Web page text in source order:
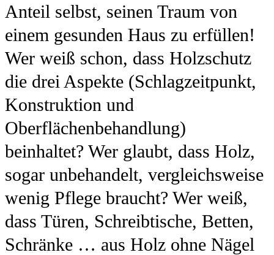
Anteil selbst, seinen Traum von
einem gesunden Haus zu erfüllen!
Wer weiß schon, dass Holzschutz
die drei Aspekte (Schlagzeitpunkt,
Konstruktion und
Oberflächenbehandlung)
beinhaltet? Wer glaubt, dass Holz,
sogar unbehandelt, vergleichsweise
wenig Pflege braucht? Wer weiß,
dass Türen, Schreibtische, Betten,
Schränke … aus Holz ohne Nägel